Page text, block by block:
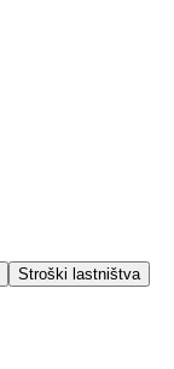
Stroški lastništva